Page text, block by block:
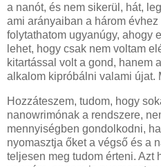
a nanót, és nem sikerül, hát,
ami arányaiban a három
folytathatom ugyanúgy, ahogy
lehet, hogy csak nem voltam
kitartással volt a gond, hanem
alkalom kipróbálni valami újat.
Hozzáteszem, tudom, hogy
nanowrimónak a rendszere,
mennyiségben gondolkodni,
nyomasztja őket a végső és a
teljesen meg tudom érteni. Azt